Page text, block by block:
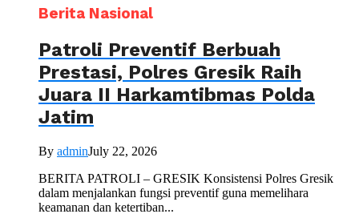
Berita Nasional
Patroli Preventif Berbuah
Prestasi, Polres Gresik Raih
Juara II Harkamtibmas Polda
Jatim
By adminJuly 22, 2026
BERITA PATROLI – GRESIK Konsistensi Polres Gresik
dalam menjalankan fungsi preventif guna memelihara
keamanan dan ketertiban...